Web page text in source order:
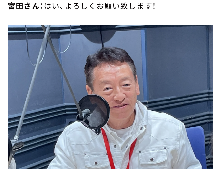
宮田さん： はい、よろしくお願い致します！